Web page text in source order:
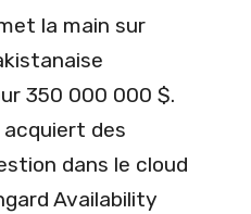
la main sur
350 000 000 $.
acquiert des
dans le cloud
Availability